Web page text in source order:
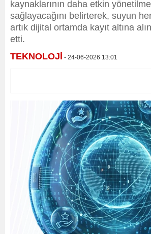
kaynaklarının daha etkin
sağlayacağını belirterek, suyun
artık dijital ortamda kayıt altına
etti.
TEKNOLOJİ - 24-06-2026 13:01